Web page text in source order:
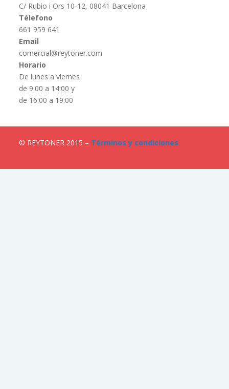
C/ Rubio i Ors 10-12, 08041 Barcelona
Télefono
661 959 641
Email
comercial@reytoner.com
Horario
De lunes a viernes
de 9:00 a 14:00 y
de 16:00 a 19:00
© REYTONER 2015 – Términos y condiciones